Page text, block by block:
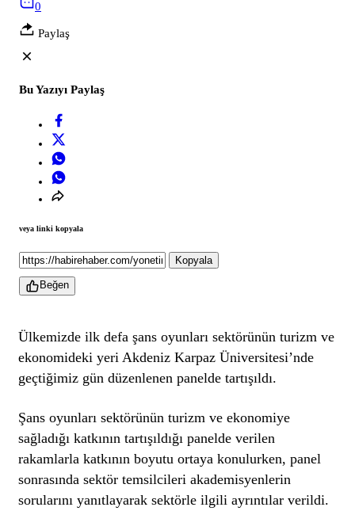
0
Paylaş
Bu Yazıyı Paylaş
veya linki kopyala
Kopyala
Beğen
Ülkemizde ilk defa şans oyunları sektörünün turizm ve
ekonomideki yeri Akdeniz Karpaz Üniversitesi’nde
geçtiğimiz gün düzenlenen panelde tartışıldı.
Şans oyunları sektörünün turizm ve ekonomiye
sağladığı katkının tartışıldığı panelde verilen
rakamlarla katkının boyutu ortaya konulurken, panel
sonrasında sektör temsilcileri akademisyenlerin
sorularını yanıtlayarak sektörle ilgili ayrıntılar verildi.